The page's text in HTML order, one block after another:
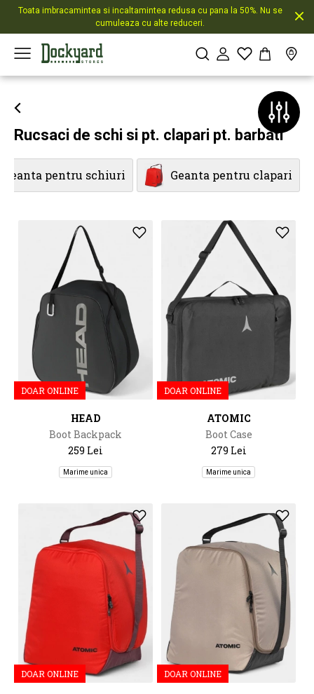
Toata imbracamintea si incaltamintea redusa cu pana la 50%. Nu se
cumuleaza cu alte reduceri.
Rucsaci de schi si pt. clapari pt. barbati
Geanta pentru schiuri Geanta pentru clapari
DOAR ONLINE
HEAD
Boot Backpack
259 Lei
Marime unica
DOAR ONLINE
ATOMIC
Boot Case
279 Lei
Marime unica
DOAR ONLINE DOAR ONLINE